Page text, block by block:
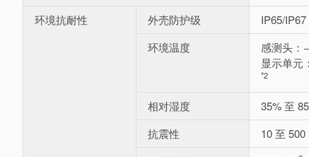
环境抗耐性
外壳防护级 IP65/IP67
环境温度
感测头：
显示单元
*2
相对湿度
35% 至
抗震性
10 至